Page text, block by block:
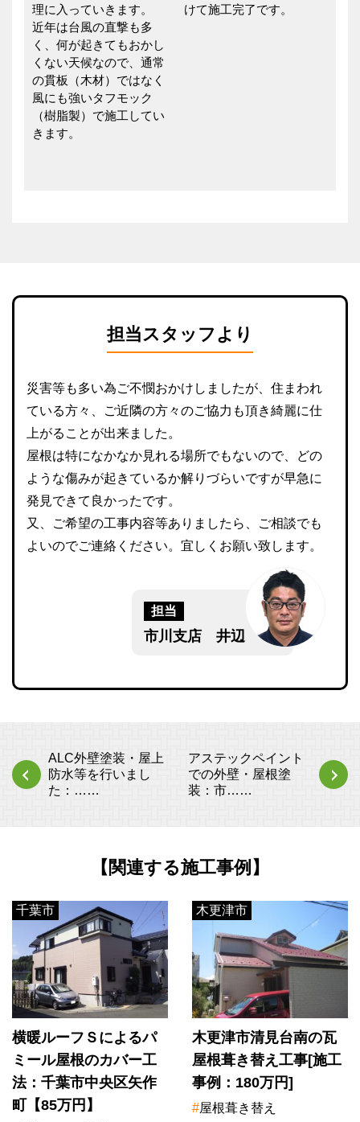
理に入っていきます。
近年は台風の直撃も多
く、何が起きてもおかし
くない天候なので、通常
の貫板（木材）ではなく
風にも強いタフモック
（樹脂製）で施工してい
きます。
けて施工完了です。
担当スタッフより
災害等も多い為ご不憫おかけしましたが、住まわれ
ている方々、ご近隣の方々のご協力も頂き綺麗に仕
上がることが出来ました。
屋根は特になかなか見れる場所でもないので、どの
ような傷みが起きているか解りづらいですが早急に
発見できて良かったです。
又、ご希望の工事内容等ありましたら、ご相談でも
よいのでご連絡ください。宜しくお願い致します。
担当
市川支店 井辺
ALC外壁塗装・屋上
防水等を行いまし
た：……
アステックペイント
での外壁・屋根塗
装：市……
【関連する施工事例】
千葉市
横暖ルーフＳによるパ
ミール屋根のカバー工
法：千葉市中央区矢作
町【85万円】
木更津市
木更津市清見台南の瓦
屋根葺き替え工事[施工
事例：180万円]
#屋根葺き替え